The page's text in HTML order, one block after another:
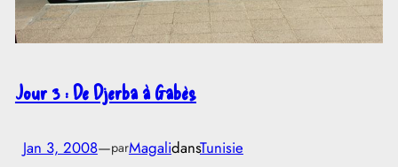
Jour 3 : De Djerba à Gabès
Jan 3, 2008—parMagalidansTunisie